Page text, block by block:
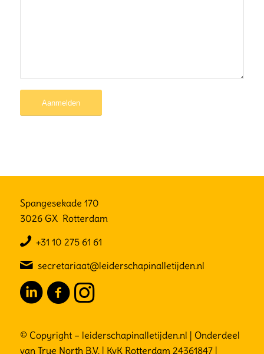
Spangesekade 170
3026 GX Rotterdam
+31 10 275 61 61
secretariaat@leiderschapinalletijden.nl
© Copyright – leiderschapinalletijden.nl | Onderdeel
van True North B.V. | KvK Rotterdam 24361847 |